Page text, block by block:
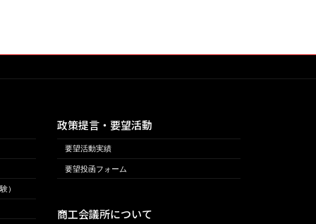
）
政策提言・要望活動
要望活動実績
要望投函フォーム
商工会議所について